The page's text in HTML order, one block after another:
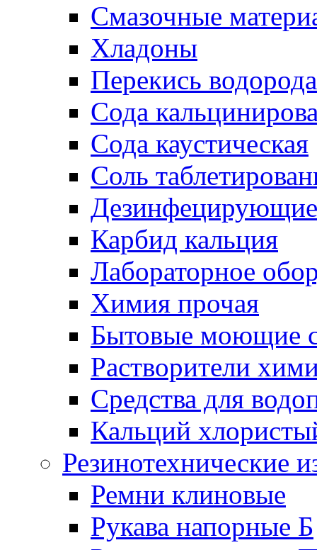
Смазочные
Хладоны
Перекись водорода
Сода
Сода каустическая
Соль
Дезинфецирующие
Карбид кальция
Лабораторное
Химия прочая
Бытовые моющие
Растворители
Средства для
Кальций
Резинотехнические
Ремни клиновые
Рукава напорные Б